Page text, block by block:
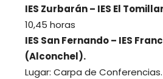
IES Zurbarán – IES El
10,45 horas
IES San Fernando – IES
(Alconchel).
Lugar: Carpa de Conferencias.